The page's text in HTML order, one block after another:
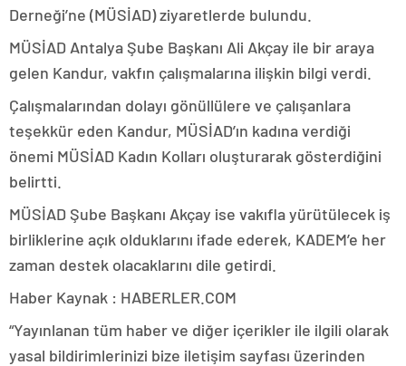
Derneği’ne (MÜSİAD) ziyaretlerde bulundu.
MÜSİAD Antalya Şube Başkanı Ali Akçay ile bir araya
gelen Kandur, vakfın çalışmalarına ilişkin bilgi verdi.
Çalışmalarından dolayı gönüllülere ve çalışanlara
teşekkür eden Kandur, MÜSİAD’ın kadına verdiği
önemi MÜSİAD Kadın Kolları oluşturarak gösterdiğini
belirtti.
MÜSİAD Şube Başkanı Akçay ise vakıfla yürütülecek iş
birliklerine açık olduklarını ifade ederek, KADEM’e her
zaman destek olacaklarını dile getirdi.
Haber Kaynak : HABERLER.COM
“Yayınlanan tüm haber ve diğer içerikler ile ilgili olarak
yasal bildirimlerinizi bize iletişim sayfası üzerinden